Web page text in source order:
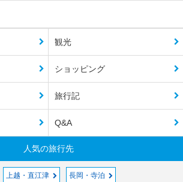
観光
ショッピング
旅行記
Q&A
人気の旅行先
上越・直江津 長岡・寺泊